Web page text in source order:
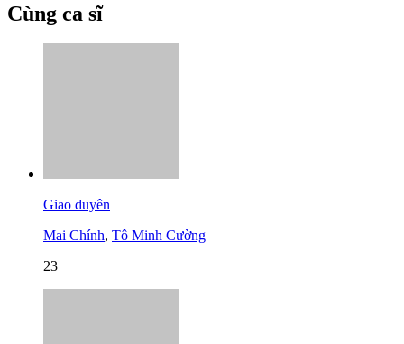
Cùng ca sĩ
Giao duyên
Mai Chính, Tô Minh Cường
23